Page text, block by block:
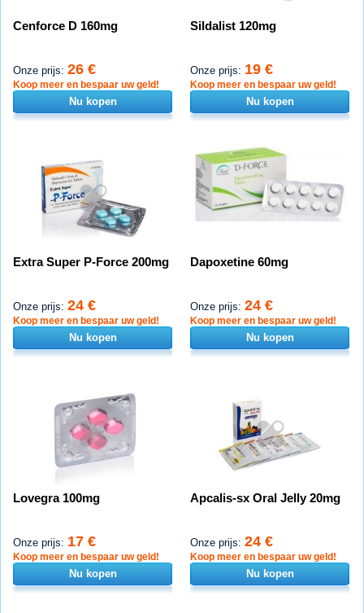
Cenforce D 160mg
Onze prijs: 26 €
Koop meer en bespaar uw geld!
Nu kopen
Sildalist 120mg
Onze prijs: 19 €
Koop meer en bespaar uw geld!
Nu kopen
Extra Super P-Force 200mg
Onze prijs: 24 €
Koop meer en bespaar uw geld!
Nu kopen
Dapoxetine 60mg
Onze prijs: 24 €
Koop meer en bespaar uw geld!
Nu kopen
Lovegra 100mg
Onze prijs: 17 €
Koop meer en bespaar uw geld!
Nu kopen
Apcalis-sx Oral Jelly 20mg
Onze prijs: 24 €
Koop meer en bespaar uw geld!
Nu kopen